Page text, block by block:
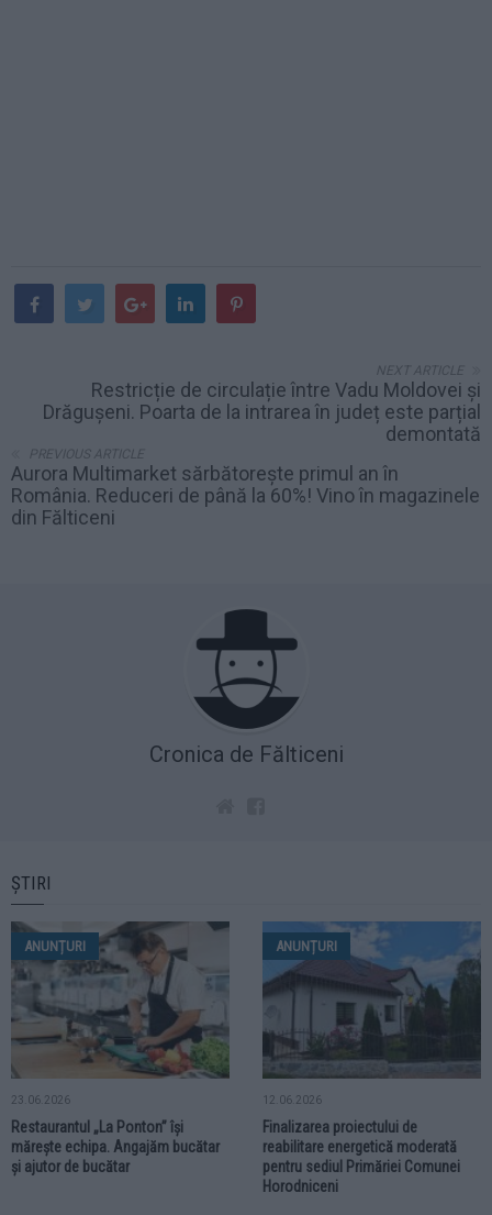
NEXT ARTICLE
Restricție de circulație între Vadu Moldovei și
Drăgușeni. Poarta de la intrarea în județ este parțial
demontată
PREVIOUS ARTICLE
Aurora Multimarket sărbătorește primul an în
România. Reduceri de până la 60%! Vino în magazinele
din Fălticeni
Cronica de Fălticeni
ȘTIRI
ANUNȚURI
23.06.2026
Restaurantul „La Ponton” își
mărește echipa. Angajăm bucătar
și ajutor de bucătar
ANUNȚURI
12.06.2026
Finalizarea proiectului de
reabilitare energetică moderată
pentru sediul Primăriei Comunei
Horodniceni